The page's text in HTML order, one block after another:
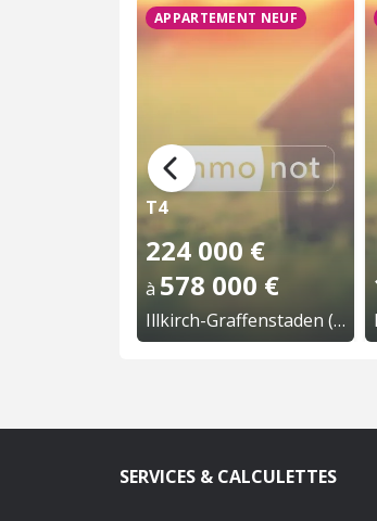
APPARTEMENT NEUF
T4
224 000 €
à 578 000 €
Illkirch-Graffenstaden (67)
SERVICES & CALCULETTES